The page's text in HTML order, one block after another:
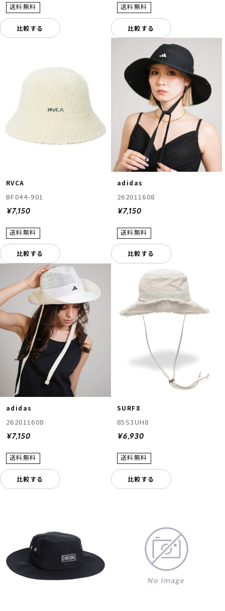
比較する 比較する
RVCA
BF044-901
¥7,150
比較する
adidas
262011608
¥7,150
比較する
adidas
262011608
¥7,150
比較する
SURF8
85S3UH8
¥6,930
比較する